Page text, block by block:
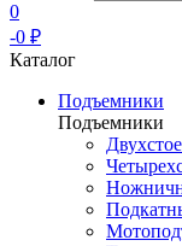
0
-0 ₽
Каталог
Подъемники
Подъемники